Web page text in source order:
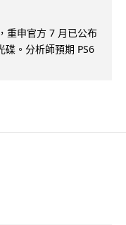
重申官方 7 月已公布
碟。分析師預期 PS6